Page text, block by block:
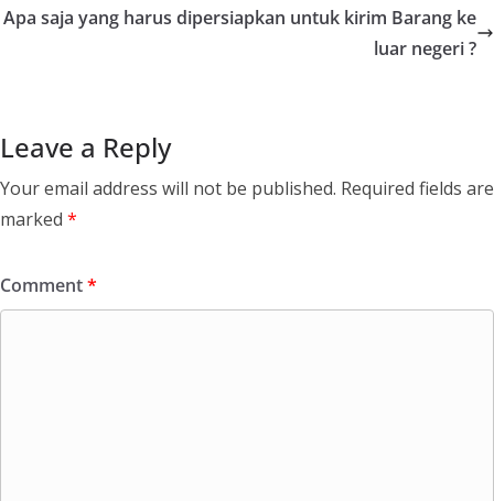
Apa saja yang harus dipersiapkan untuk kirim Barang ke
luar negeri ?
Leave a Reply
Your email address will not be published. Required fields are
marked *
Comment*